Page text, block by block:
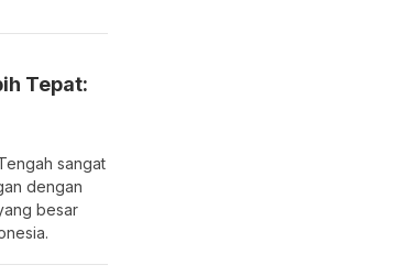
Tepat:
sangat
dengan
besar